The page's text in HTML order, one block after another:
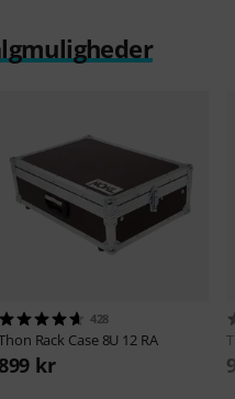
428
Rack Case 8U 12 RA
899 kr